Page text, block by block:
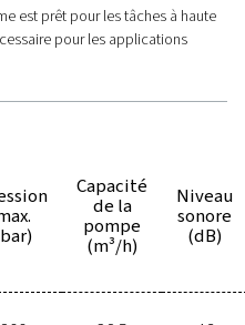
baffles -Il réduit le bruit,
qui favorise la
sur ce qui est important.